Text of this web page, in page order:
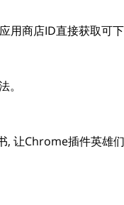
用商店ID直接获取可
。
, 让Chrome插件英雄